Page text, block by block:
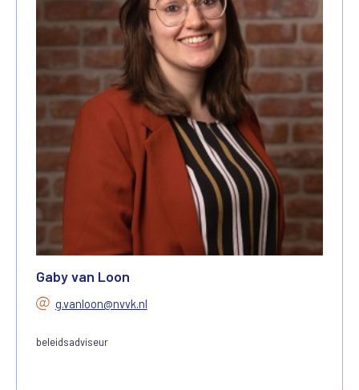
Gaby van Loon
g.vanloon@nvvk.nl
beleidsadviseur